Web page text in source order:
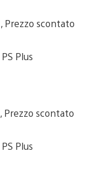
Prezzo scontato
Plus
Prezzo scontato
Plus